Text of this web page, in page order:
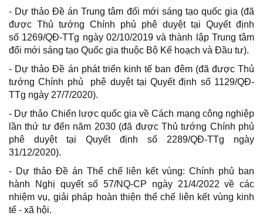
- Dự thảo Đề án Trung tâm đổi mới sáng tạo quốc gia (đã
được Thủ tướng Chính phủ phê duyệt tại Quyết định
số 1269/QĐ-TTg ngày 02/10/2019 và thành lập Trung tâm
đổi mới sáng tạo Quốc gia thuộc Bộ Kế hoạch và Đầu tư).
- Dự thảo Đề án phát triển kinh tế ban đêm (đã được Thủ
tướng Chính phủ phê duyệt tại Quyết định số 1129/QĐ-
TTg ngày 27/7/2020).
- Dự thảo Chiến lược quốc gia về Cách mạng công nghiệp
lần thứ tư đến năm 2030 (đã được Thủ tướng Chính phủ
phê duyệt tại Quyết định số 2289/QĐ-TTg ngày
31/12/2020).
- Dự thảo Đề án Thể chế liên kết vùng: Chính phủ ban
hành Nghị quyết số 57/NQ-CP ngày 21/4/2022 về các
nhiệm vụ, giải pháp hoàn thiện thể chế liên kết vùng kinh
tế - xã hội.